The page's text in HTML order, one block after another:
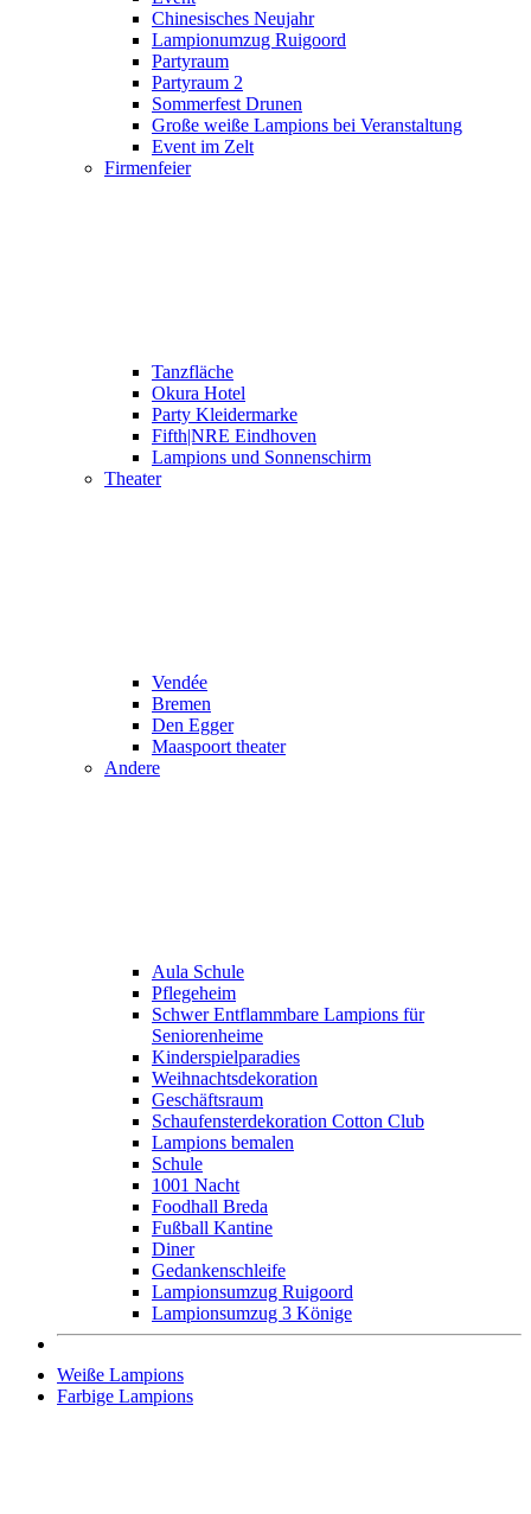
Chinesisches Neujahr
Lampionumzug Ruigoord
Partyraum
Partyraum 2
Sommerfest Drunen
Große weiße Lampions bei Veranstaltung
Event im Zelt
Firmenfeier
Tanzfläche
Okura Hotel
Party Kleidermarke
Fifth|NRE Eindhoven
Lampions und Sonnenschirm
Theater
Vendée
Bremen
Den Egger
Maaspoort theater
Andere
Aula Schule
Pflegeheim
Schwer Entflammbare Lampions für
Seniorenheime
Kinderspielparadies
Weihnachtsdekoration
Geschäftsraum
Schaufensterdekoration Cotton Club
Lampions bemalen
Schule
1001 Nacht
Foodhall Breda
Fußball Kantine
Diner
Gedankenschleife
Lampionsumzug Ruigoord
Lampionsumzug 3 Könige
Weiße Lampions
Farbige Lampions